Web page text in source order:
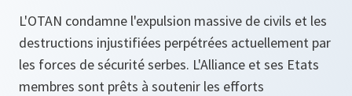
L'OTAN condamne l'expulsion massive de civils et les
destructions injustifiées perpétrées actuellement par
les forces de sécurité serbes. L'Alliance et ses Etats
membres sont prêts à soutenir les efforts